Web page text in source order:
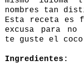
nombres tan
Esta receta
excusa para
te guste el
Ingredientes: